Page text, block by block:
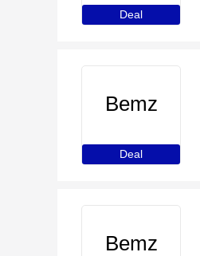
Deal
Bemz
Deal
Bemz